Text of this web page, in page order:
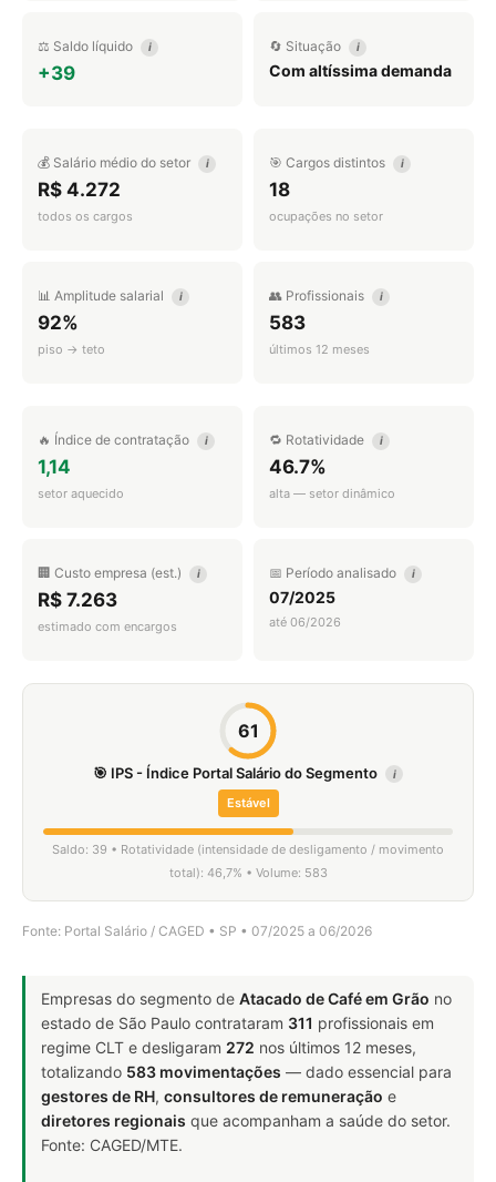
⚖️ Saldo líquido i
+39
🔄 Situação i
Com altíssima demanda
💰 Salário médio do setor i
R$ 4.272
todos os cargos
🎯 Cargos distintos i
18
ocupações no setor
📊 Amplitude salarial i
92%
piso → teto
👥 Profissionais i
583
últimos 12 meses
🔥 Índice de contratação i
1,14
setor aquecido
🔁 Rotatividade i
46.7%
alta — setor dinâmico
🏢 Custo empresa (est.) i
R$ 7.263
estimado com encargos
📅 Período analisado i
07/2025
até 06/2026
61
🎯 IPS - Índice Portal Salário do Segmento i
Estável
Saldo: 39 • Rotatividade (intensidade de desligamento / movimento
total): 46,7% • Volume: 583
Fonte: Portal Salário / CAGED • SP • 07/2025 a 06/2026
Empresas do segmento de Atacado de Café em Grão no
estado de São Paulo contrataram 311 profissionais em
regime CLT e desligaram 272 nos últimos 12 meses,
totalizando 583 movimentações — dado essencial para
gestores de RH, consultores de remuneração e
diretores regionais que acompanham a saúde do setor.
Fonte: CAGED/MTE.